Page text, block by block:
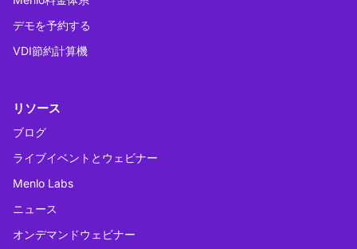
デモを予約する
VDI節約計算機
リソース
ブログ
ライブイベントとウェビナー
Menlo Labs
ニュース
オンデマンドウェビナー